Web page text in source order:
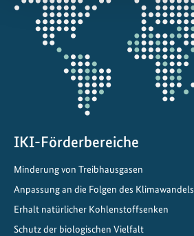
die
Projektkarte
IKI-Förderbereiche
Minderung von Treibhausgasen
Anpassung an die Folgen des Klimawandels
Erhalt natürlicher Kohlenstoffsenken
Schutz der biologischen Vielfalt